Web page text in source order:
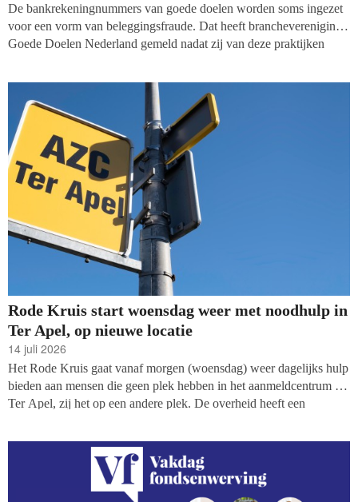
De bankrekeningnummers van goede doelen worden soms ingezet
voor een vorm van beleggingsfraude. Dat heeft branchevereniging
Goede Doelen Nederland gemeld nadat zij van deze praktijken
Rode Kruis start woensdag weer met noodhulp in
Ter Apel, op nieuwe locatie
14 juli 2026
Het Rode Kruis gaat vanaf morgen (woensdag) weer dagelijks hulp
bieden aan mensen die geen plek hebben in het aanmeldcentrum in
Ter Apel, zij het op een andere plek. De overheid heeft een
biedt zowel voor de hulpverleners als -vragers veiligheid.